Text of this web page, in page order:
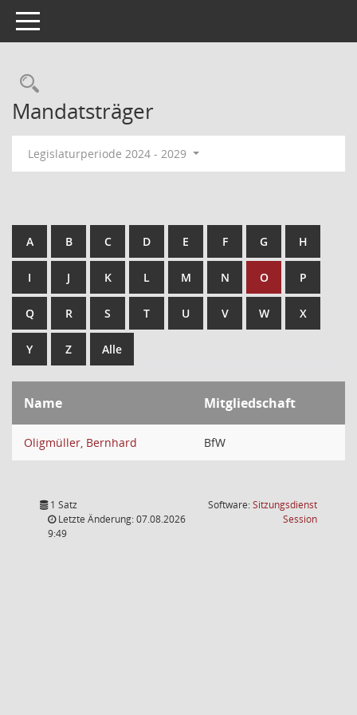
Toggle navigation
Mandatsträger
Legislaturperiode 2024 - 2029
A B C D E F G H
I J K L M N O P
Q R S T U V W X
Y Z Alle
Name Mitgliedschaft
Oligmüller, Bernhard BfW
1 Satz
Letzte Änderung: 07.08.2026
9:49
Software:Sitzungsdienst
Session(Wird in